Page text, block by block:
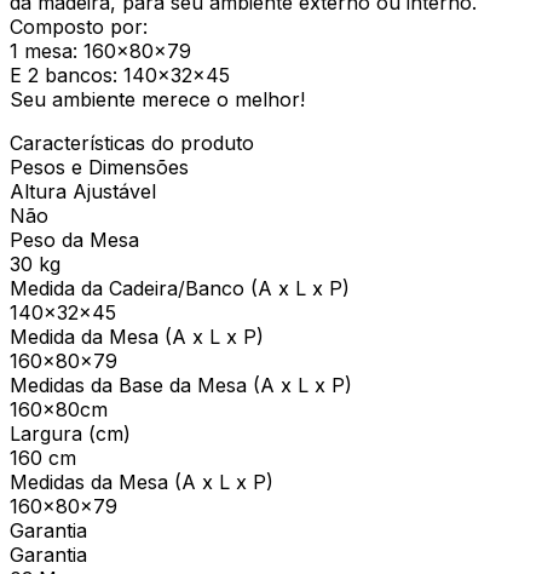
Composto por:
1 mesa: 160x80x79
E 2 bancos: 140x32x45
Seu ambiente merece o melhor!
Características do produto
Pesos e Dimensões
Altura Ajustável
Não
Peso da Mesa
30 kg
Medida da Cadeira/Banco (A x L x P)
140x32x45
Medida da Mesa (A x L x P)
160x80x79
Medidas da Base da Mesa (A x L x P)
160x80cm
Largura (cm)
160 cm
Medidas da Mesa (A x L x P)
160x80x79
Garantia
Garantia